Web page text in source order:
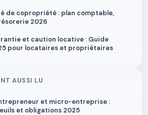
de copropriété : plan comptable,
2026
et caution locative : Guide
pour locataires et propriétaires
AUSSI LU
et micro-entreprise :
et obligations 2025